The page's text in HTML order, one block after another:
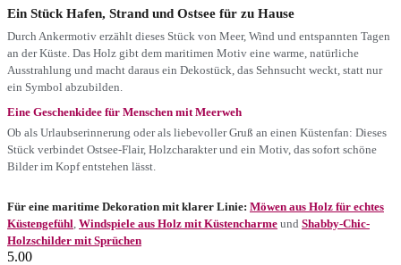
Ein Stück Hafen, Strand und Ostsee für zu Hause
Durch Ankermotiv erzählt dieses Stück von Meer, Wind und entspannten Tagen
an der Küste. Das Holz gibt dem maritimen Motiv eine warme, natürliche
Ausstrahlung und macht daraus ein Dekostück, das Sehnsucht weckt, statt nur
ein Symbol abzubilden.
Eine Geschenkidee für Menschen mit Meerweh
Ob als Urlaubserinnerung oder als liebevoller Gruß an einen Küstenfan: Dieses
Stück verbindet Ostsee-Flair, Holzcharakter und ein Motiv, das sofort schöne
Bilder im Kopf entstehen lässt.
Für eine maritime Dekoration mit klarer Linie: Möwen aus Holz für echtes
Küstengefühl Windspiele aus Holz mit Küstencharme und Shabby-Chic-
Holzschilder mit Sprüchen
5.00